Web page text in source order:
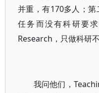
并重，有170多人；
任务而没有科研要
Research，只做科研
我问他们，